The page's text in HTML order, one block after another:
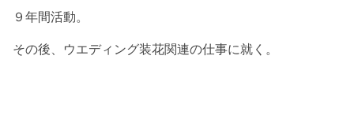
９年間活動。
その後、ウエディング装花関連の仕事に就く。